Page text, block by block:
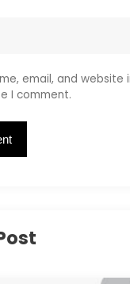
email, and website
I comment.